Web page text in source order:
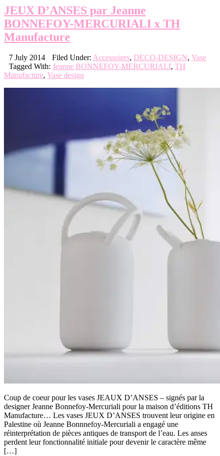
JEUX D’ANSES par Jeanne
BONNEFOY-MERCURIALI x TH
Manufacture
7 July 2014 Filed Under: Accessoires, DECO-DESIGN, Vase
Tagged With: Jeanne BONNEFOY-MERCURIALI, TH
Manufacture, Vase design
Coup de coeur pour les vases JEAUX D’ANSES – signés par la
designer Jeanne Bonnefoy-Mercuriali pour la maison d’éditions TH
Manufacture… Les vases JEUX D’ANSES trouvent leur origine en
Palestine où Jeanne Bonnnefoy-Mercuriali a engagé une
réinterprétation de pièces antiques de transport de l’eau. Les anses
perdent leur fonctionnalité initiale pour devenir le caractère même
[…]